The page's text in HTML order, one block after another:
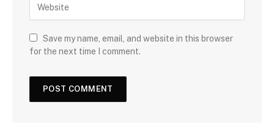
Save my name, email, and website in this browser
for the next time I comment.